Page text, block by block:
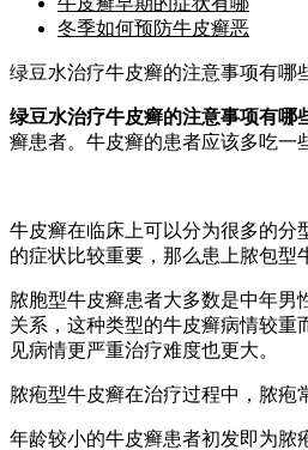
冬季如何预防牛皮癣恶
绿豆水治疗牛皮癣的注意事项有哪
绿豆水治疗牛皮癣的注意事项有哪
癣患者。牛皮癣的患者应该多吃一
牛皮癣在临床上可以分为很多的分
的症状比较重要，那么患上脓包型
脓胞型牛皮癣患者大多数是中年
关系，这种类型的牛皮癣病情较
见病情更严重治疗难度也更大。
脓疱型牛皮癣在治疗过程中，脓疱
年龄较小的牛皮癣患者初发即为脓